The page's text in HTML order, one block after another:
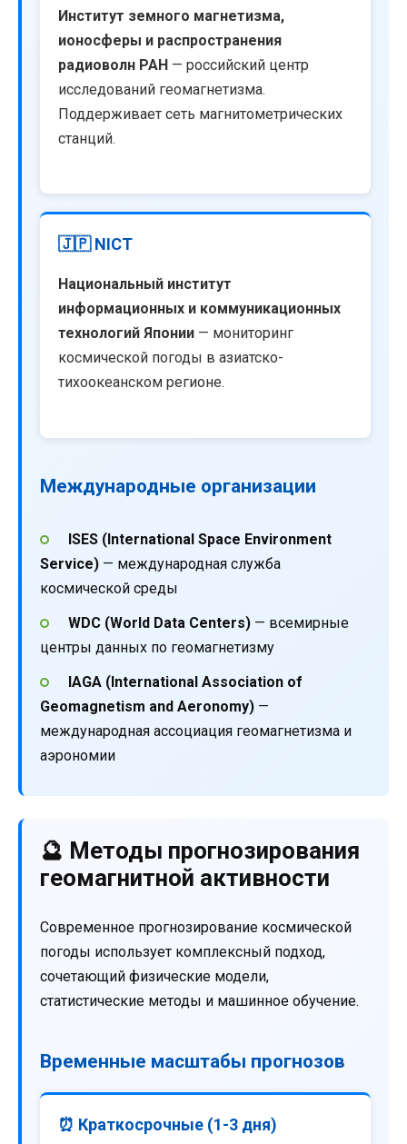
Институт земного магнетизма,
ионосферы и распространения
радиоволн РАН — российский центр
исследований геомагнетизма.
Поддерживает сеть магнитометрических
станций.
🇯🇵 NICT
Национальный институт
информационных и коммуникационных
технологий Японии — мониторинг
космической погоды в азиатско-
тихоокеанском регионе.
Международные организации
ISES (International Space Environment
Service) — международная служба
космической среды
WDC (World Data Centers)— всемирные
центры данных по геомагнетизму
IAGA (International Association of
Geomagnetism and Aeronomy) —
международная ассоциация геомагнетизма и
аэрономии
🔮 Методы прогнозирования
геомагнитной активности
Современное прогнозирование космической
погоды использует комплексный подход,
сочетающий физические модели,
статистические методы и машинное обучение.
Временные масштабы прогнозов
⏰ Краткосрочные (1-3 дня)